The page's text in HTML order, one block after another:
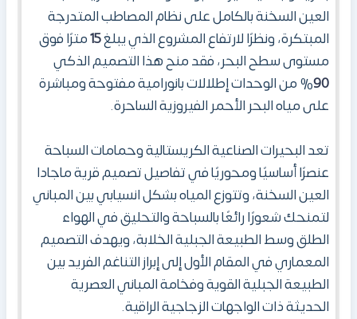
العين السخنة بالكامل على نظام المصاطب المتدرجة
المبتكرة، ونظرًا لارتفاع المشروع الذي يبلغ15مترًا فوق
مستوى سطح البحر، فقد منح هذا التصميم الذكي
90% من الوحدات إطلالات بانورامية مفتوحة ومباشرة
على مياه البحر الأحمر الفيروزية الساحرة.
تعد البحيرات الصناعية الكريستالية وحمامات السباحة
عنصرًا أساسيًا ومحوريًا في تفاصيل تصميم قرية ماجادا
العين السخنة، وتتوزع المياه بشكل انسيابي بين المباني
لتمنحك شعورًا رائعًا بالسباحة والتحليق في الهواء
الطلق وسط الطبيعة الجبلية الخلابة، ويهدف التصميم
المعماري في المقام الأول إلى إبراز التناغم الفريد بين
الطبيعة الجبلية القوية وفخامة المباني العصرية
الحديثة ذات الواجهات الزجاجية الراقية.